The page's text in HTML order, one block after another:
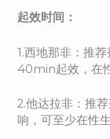
起效时间：
1.西地那非：推
40min起效，在
2.他达拉非：推
响，可至少在性